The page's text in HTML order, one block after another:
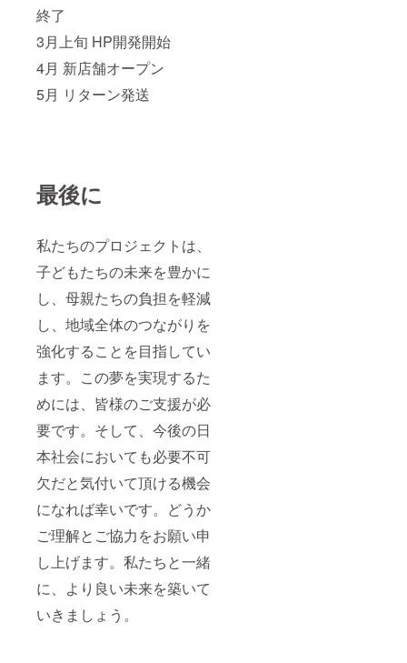
終了
3月上旬 HP開発開始
4月 新店舗オープン
5月 リターン発送
最後に
私たちのプロジェクトは、
子どもたちの未来を豊かに
し、母親たちの負担を軽減
し、地域全体のつながりを
強化することを目指してい
ます。この夢を実現するた
めには、皆様のご支援が必
要です。そして、今後の日
本社会においても必要不可
欠だと気付いて頂ける機会
になれば幸いです。どうか
ご理解とご協力をお願い申
し上げます。私たちと一緒
に、より良い未来を築いて
いきましょう。